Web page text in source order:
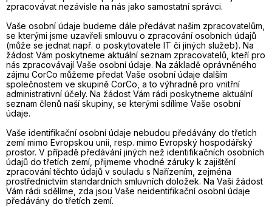
zpracovávat nezávisle na nás jako samostatní správci.
Vaše osobní údaje budeme dále předávat našim zpracovatelům,
se kterými jsme uzavřeli smlouvu o zpracování osobních údajů
(může se jednat např. o poskytovatele IT či jiných služeb). Na
žádost Vám poskytneme aktuální seznam zpracovatelů, kteří pro
nás zpracovávají Vaše osobní údaje. Na základě oprávněného
zájmu CorCo můžeme předat Vaše osobní údaje dalším
společnostem ve skupině CorCo, a to výhradně pro vnitřní
administrativní účely. Na žádost Vám rádi poskytneme aktuální
seznam členů naší skupiny, se kterými sdílíme Vaše osobní
údaje.
Vaše identifikační osobní údaje nebudou předávány do třetích
zemí mimo Evropskou unii, resp. mimo Evropský hospodářský
prostor. V případě předávání jiných než identifikačních osobních
údajů do třetích zemí, přijmeme vhodné záruky k zajištění
zpracování těchto údajů v souladu s Nařízením, zejména
prostřednictvím standardních smluvních doložek. Na Vaši žádost
Vám rádi sdělíme, zda jsou Vaše neidentifikační osobní údaje
předávány do třetích zemí.